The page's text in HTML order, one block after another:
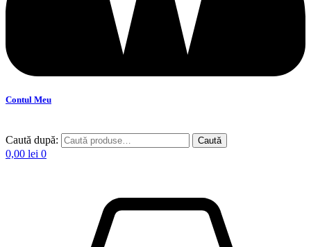
Contul Meu
Caută după: Caută
0,00 lei 0